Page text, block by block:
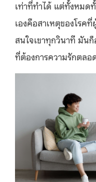
เท่าที่ทำได้ แต่ทั้งหมด
เองคือสาเหตุของโรค
สนใจเขาทุกวินาที มัน
ที่ต้องการความรักตลอ